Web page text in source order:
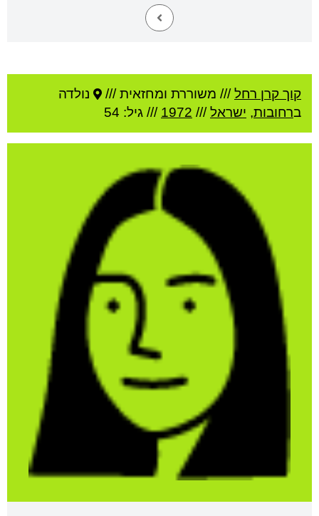
קוך קרן רחל/// משוררת ומחזאית ///
נולדה
ברחובות, ישראל///
1972 /// גיל: 54